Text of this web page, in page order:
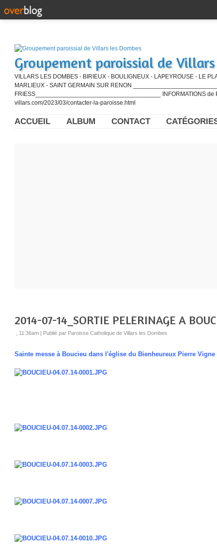
Groupement paroissial de
VILLARS LES DOMBES - BIRIEUX - BOULIGNEUX - LAPEYROUSE - LE
MARLIEUX - SAINT GERMAIN SUR RENON
FRIESS_____________________________________ INFORMATIONS de
villars.com/2023/03/contacter-la-paroisse.html
ACCUEIL ALBUM CONTACT
2014-07-14_SORTIE PELERINAGE A
, 11:36am | Publié par Paroisse Catholique de Villars les Dombes
Sainte messe à Boucieu dans l'église du Bienheureux Pierre Vigne